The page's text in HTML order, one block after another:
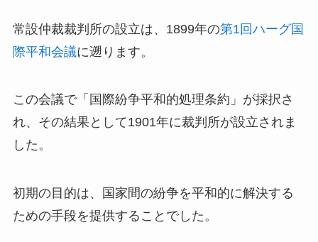
常設仲裁裁判所の設立は、1899年の第1回ハーグ国
際平和会議に遡ります。
この会議で「国際紛争平和的処理条約」が採択さ
れ、その結果として1901年に裁判所が設立されま
した。
初期の目的は、国家間の紛争を平和的に解決する
ための手段を提供することでした。